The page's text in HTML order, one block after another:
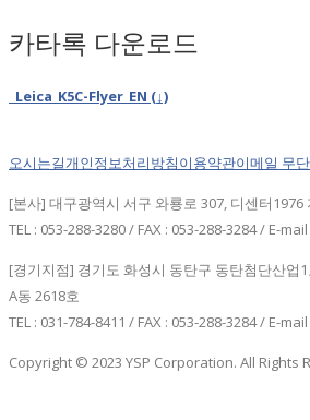
카타록 다운로드
Leica_K5C-Flyer_EN (↓)
오시는길개인정보처리방침이용약관이메일 무
[본사] 대구광역시 서구 와룡로 307, 디센터1976
TEL : 053-288-3280 / FAX : 053-288-3284 / E-
[경기지점] 경기도 화성시 동탄구 동탄첨단산업
A동 2618호
TEL : 031-784-8411 / FAX : 053-288-3284 / E-
Copyright © 2023 YSP Corporation. All Rights